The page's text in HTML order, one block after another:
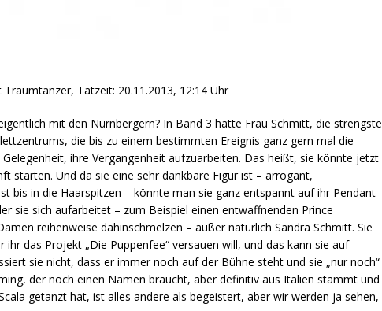
Tatzeit: 20.11.2013, 12:14 Uhr
mit den Nürnbergern? In Band 3 hatte Frau Schmitt, die strengste
die bis zu einem bestimmten Ereignis ganz gern mal die
ihre Vergangenheit aufzuarbeiten. Das heißt, sie könnte jetzt
starten. Und da sie eine sehr dankbare Figur ist – arrogant,
bis in die Haarspitzen – könnte man sie ganz entspannt auf ihr Pendant
sie sich aufarbeitet – zum Beispiel einen entwaffnenden Prince
reihenweise dahinschmelzen – außer natürlich Sandra Schmitt. Sie
ihr das Projekt „Die Puppenfee“ versauen will, und das kann sie auf
sie nicht, dass er immer noch auf der Bühne steht und sie „nur noch“
der noch einen Namen braucht, aber definitiv aus Italien stammt und
getanzt hat, ist alles andere als begeistert, aber wir werden ja sehen,